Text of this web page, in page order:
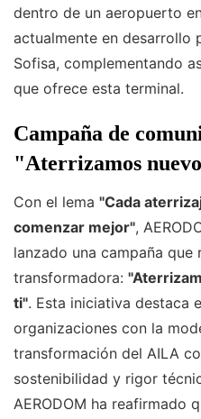
dentro de un aeropuerto
actualmente en desarrollo
Sofisa, complementando
que ofrece esta terminal.
Campaña de
"Aterrizamos
Con el lema "Cada
comenzar mejor",
lanzado una campaña que
transformadora:
ti". Esta iniciativa destaca
organizaciones con la
transformación del AILA
sostenibilidad y rigor
AERODOM ha reafirmado